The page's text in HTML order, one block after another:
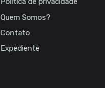
Quem Somos?
Contato
Expediente